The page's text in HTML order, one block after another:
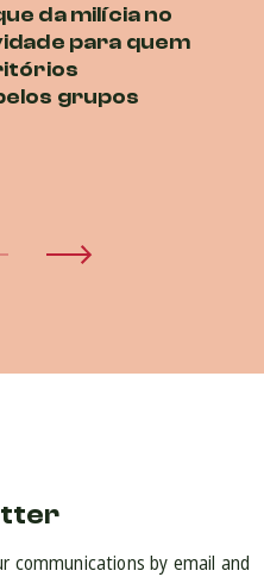
da milícia no
para quem
grupos
communications by email and